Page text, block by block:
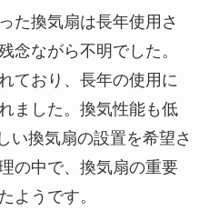
た換気扇は長年使用さ
念ながら不明でした。
ており、長年の使用に
ました。換気性能も低
い換気扇の設置を希望さ
の中で、換気扇の重要
ようです。